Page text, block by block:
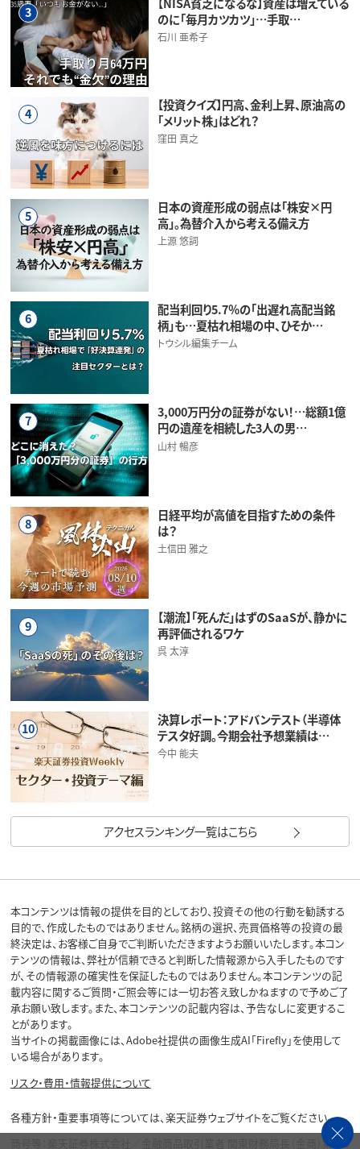
3
のに「毎月カツカツ」…手取…
石川 亜希子
4
【投資クイズ】円高、金利上昇、原油高の
「メリット株」はどれ？
窪田 真之
5
日本の資産形成の弱点は「株安×円
高」。為替介入から考える備え方
上源 悠詞
6
配当利回り5.7％の「出遅れ高配当銘
柄」も…夏枯れ相場の中、ひそか…
トウシル編集チーム
7
3,000万円分の証券がない！…総額1億
円の遺産を相続した3人の男…
山村 暢彦
8
日経平均が高値を目指すための条件
は？
土信田 雅之
9
【潮流】「死んだ」はずのSaaSが、静かに
再評価されるワケ
呉 太淳
10
決算レポート：アドバンテスト（半導体
テスタ好調。今期会社予想業績は…
今中 能夫
アクセスランキング一覧はこちら
本コンテンツは情報の提供を目的としており、投資その他の行動を勧誘する
目的で、作成したものではありません。銘柄の選択、売買価格等の投資の最
終決定は、お客様ご自身でご判断いただきますようお願いいたします。本コン
テンツの情報は、弊社が信頼できると判断した情報源から入手したものです
が、その情報源の確実性を保証したものではありません。本コンテンツの記
載内容に関するご質問・ご照会等には一切お答え致しかねますので予めご了
承お願い致します。また、本コンテンツの記載内容は、予告なしに変更するこ
とがあります。
当サイトの掲載画像には、Adobe社提供の画像生成AI「Firefly」を使用して
いる場合があります。
リスク・費用・情報提供について
各種方針・重要事項等については、楽天証券ウェブサイトをご覧ください。
商号等：楽天証券株式会社／金融商品取引業者 関東財務局長（金商）第195